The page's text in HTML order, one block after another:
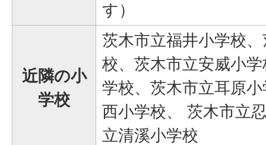
す）
近隣の小
学校
茨木市立福井小学校
校、茨木市立安威小
学校、茨木市立耳原
西小学校、 茨木市立
立清溪小学校